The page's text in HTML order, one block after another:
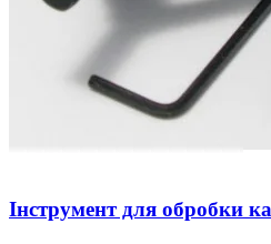
Інструмент для обробки